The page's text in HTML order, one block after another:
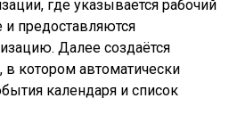
где указывается рабочий
и предоставляются
Далее создаётся
котором автоматически
календаря и список